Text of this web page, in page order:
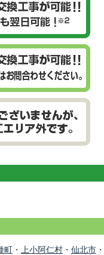
町 ・ 上小阿仁村 ・ 仙北市 ・